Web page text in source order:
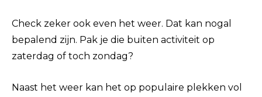
Check zeker ook even het weer. Dat kan nogal
bepalend zijn. Pak je die buiten activiteit op
zaterdag of toch zondag?
Naast het weer kan het op populaire plekken vol